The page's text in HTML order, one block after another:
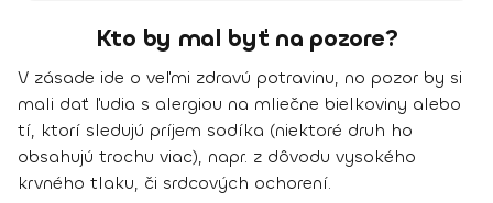
Kto by mal byť na pozore?
V zásade ide o veľmi zdravú potravinu, no pozor by si
mali dať ľudia s alergiou na mliečne bielkoviny alebo
tí, ktorí sledujú príjem sodíka (niektoré druh ho
obsahujú trochu viac), napr. z dôvodu vysokého
krvného tlaku, či srdcových ochorení.